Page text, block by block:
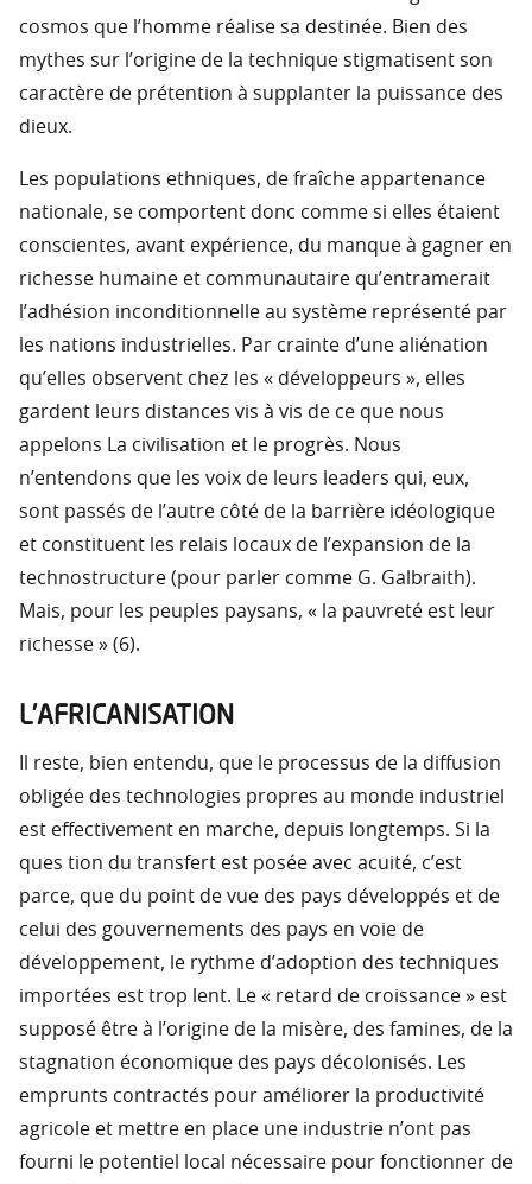
cosmos que l’homme réalise sa destinée. Bien des
mythes sur l’origine de la technique stigmatisent son
caractère de prétention à supplanter la puissance des
dieux.
Les populations ethniques, de fraîche appartenance
nationale, se comportent donc comme si elles étaient
conscientes, avant expérience, du manque à gagner en
richesse humaine et communautaire qu’entramerait
l’adhésion inconditionnelle au système représenté par
les nations industrielles. Par crainte d’une aliénation
qu’elles observent chez les « développeurs », elles
gardent leurs distances vis à vis de ce que nous
appelons La civilisation et le progrès. Nous
n’entendons que les voix de leurs leaders qui, eux,
sont passés de l’autre côté de la barrière idéologique
et constituent les relais locaux de l’expansion de la
technostructure (pour parler comme G. Galbraith).
Mais, pour les peuples paysans, « la pauvreté est leur
richesse » (6).
L’AFRICANISATION
Il reste, bien entendu, que le processus de la diffusion
obligée des technologies propres au monde industriel
est effectivement en marche, depuis longtemps. Si la
ques tion du transfert est posée avec acuité, c’est
parce, que du point de vue des pays développés et de
celui des gouvernements des pays en voie de
développement, le rythme d’adoption des techniques
importées est trop lent. Le « retard de croissance » est
supposé être à l’origine de la misère, des famines, de la
stagnation économique des pays décolonisés. Les
emprunts contractés pour améliorer la productivité
agricole et mettre en place une industrie n’ont pas
fourni le potentiel local nécessaire pour fonctionner de